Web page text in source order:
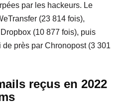
par les hackeurs. Le
(23 814 fois),
(10 877 fois), puis
près par Chronopost (3 301
reçus en 2022